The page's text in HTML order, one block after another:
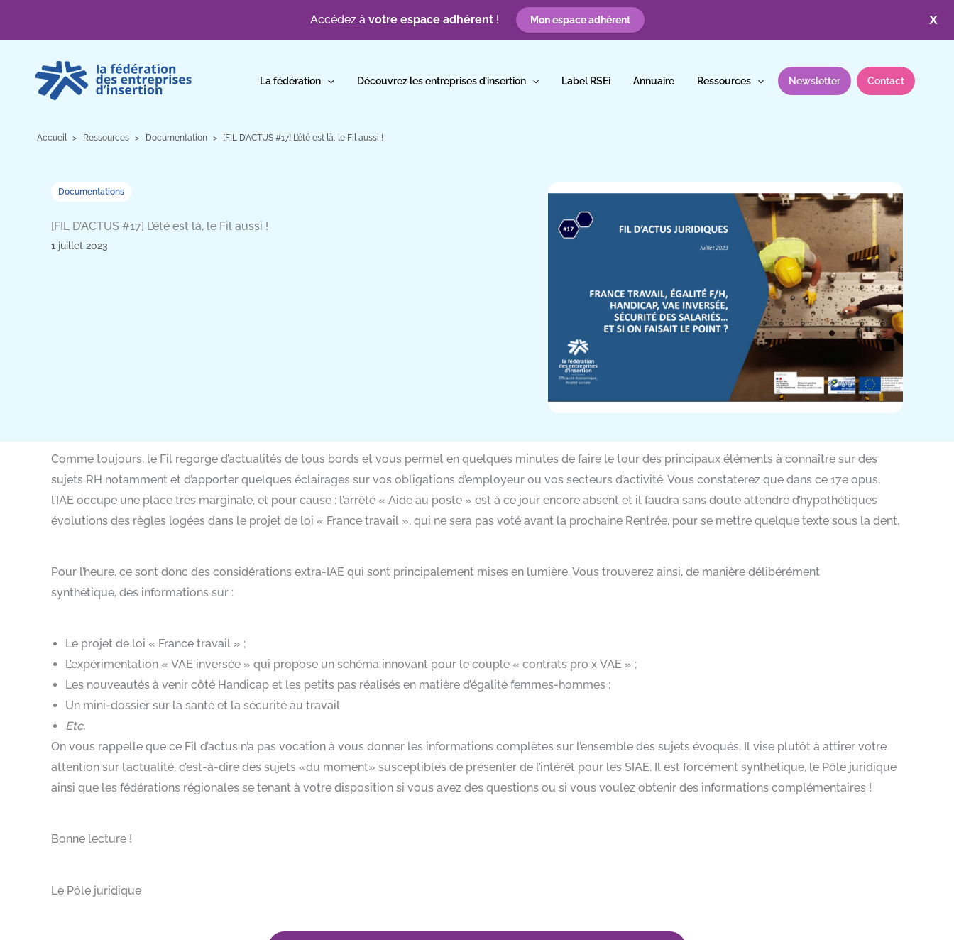
X
Accédez à votre espace adhérent! Mon espace adhérent
contenu
La fédération Découvrez les entreprises d’insertion Label RSEi Annuaire Ressources Newsletter Contact
Accueil Ressources Documentation [FIL D’ACTUS #17] L’été est là, le Fil aussi !
Documentations
[FIL D’ACTUS #17] L’été est là, le Fil aussi !
1 juillet 2023
Comme toujours, le Fil regorge d’actualités de tous bords et vous permet en quelques minutes de faire le tour des principaux éléments à connaître sur des
sujets RH notamment et d’apporter quelques éclairages sur vos obligations d’employeur ou vos secteurs d’activité. Vous constaterez que dans ce 17e opus,
l’IAE occupe une place très marginale, et pour cause : l’arrêté « Aide au poste » est à ce jour encore absent et il faudra sans doute attendre d’hypothétiques
évolutions des règles logées dans le projet de loi « France travail », qui ne sera pas voté avant la prochaine Rentrée, pour se mettre quelque texte sous la dent.
Pour l’heure, ce sont donc des considérations extra-IAE qui sont principalement mises en lumière. Vous trouverez ainsi, de manière délibérément
synthétique, des informations sur :
Le projet de loi « France travail » ;
L’expérimentation « VAE inversée » qui propose un schéma innovant pour le couple « contrats pro x VAE » ;
Les nouveautés à venir côté Handicap et les petits pas réalisés en matière d’égalité femmes-hommes ;
Un mini-dossier sur la santé et la sécurité au travail
Etc.
On vous rappelle que ce Fil d’actus n’a pas vocation à vous donner les informations complètes sur l’ensemble des sujets évoqués. Il vise plutôt à attirer votre
attention sur l’actualité, c’est-à-dire des sujets «du moment» susceptibles de présenter de l’intérêt pour les SIAE. Il est forcément synthétique, le Pôle juridique
ainsi que les fédérations régionales se tenant à votre disposition si vous avez des questions ou si vous voulez obtenir des informations complémentaires !
Bonne lecture !
Le Pôle juridique